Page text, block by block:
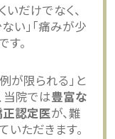
だけでなく、
い」「痛みが少
。
が限られる」と
当院では豊富な
正認定医が、難
ただきます。